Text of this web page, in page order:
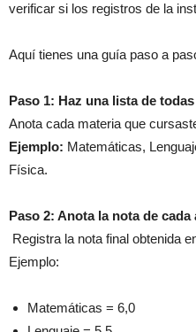
verificar si los registros de la
Aquí tienes una guía paso a
Paso 1: Haz una lista de
Anota cada materia que
Ejemplo: Matemáticas,
Física.
Paso 2: Anota la nota de cada
Registra la nota final obtenida
Ejemplo:
Matemáticas = 6,0